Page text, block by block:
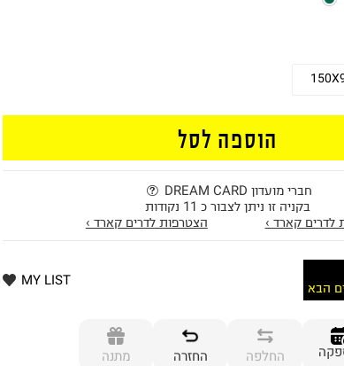
הוספה לסל
חברי מועדון DREAM CARD
בקניה זו ניתן לצבור כ 11 נקודות
לדרים קארד ›
הצטרפות לדרים קארד ›
הבא
MY LIST
החלפה החזרה מתנה